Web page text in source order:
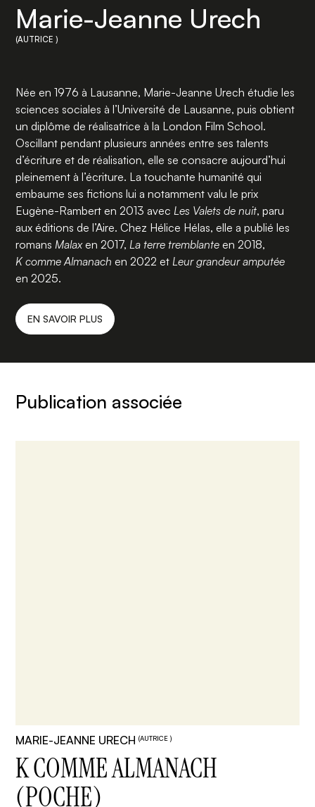
Marie-Jeanne Urech
(AUTRICE )
Née en 1976 à Lausanne, Marie-Jeanne Urech étudie les
sciences sociales à l’Université de Lausanne, puis obtient
un diplôme de réalisatrice à la London Film School.
Oscillant pendant plusieurs années entre ses talents
d’écriture et de réalisation, elle se consacre aujourd’hui
pleinement à l’écriture. La touchante humanité qui
embaume ses fictions lui a notamment valu le prix
Eugène-Rambert en 2013 avec Les Valets de nuit, paru
aux éditions de l’Aire. Chez Hélice Hélas, elle a publié les
romans Malaxen 2017, La terre tremblante en 2018,
K comme Almanach en 2022 et Leur grandeur amputée
en 2025.
EN SAVOIR PLUS
Publication associée
MARIE-JEANNE URECH(AUTRICE )
K COMME ALMANACH
(POCHE)